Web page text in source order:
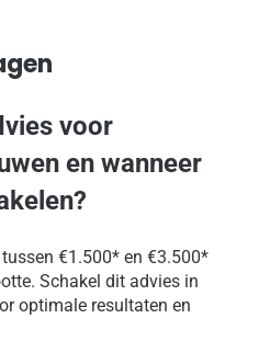
voor
en wanneer
€1.500* en €3.500*
Schakel dit advies in
optimale resultaten en